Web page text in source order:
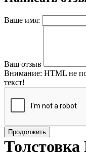
Ваше имя:
Ваш отзыв
Внимание: HTML не
текст!
Продолжить